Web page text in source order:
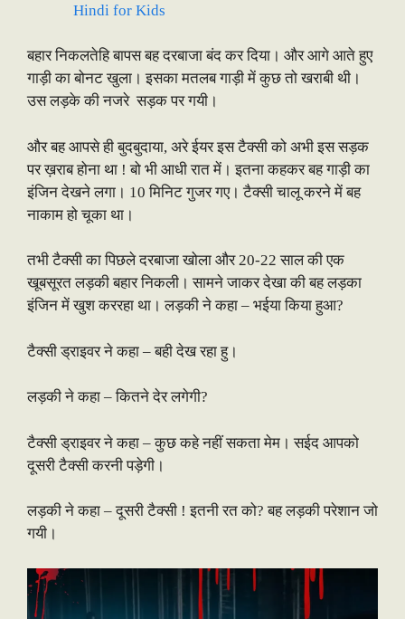
Hindi for Kids
बहार निकलतेहि बापस बह दरबाजा बंद कर दिया। और आगे आते हुए
गाड़ी का बोनट खुला। इसका मतलब गाड़ी में कुछ तो खराबी थी।
उस लड़के की नजरे सड़क पर गयी।
और बह आपसे ही बुदबुदाया, अरे ईयर इस टैक्सी को अभी इस सड़क
पर ख़राब होना था ! बो भी आधी रात में। इतना कहकर बह गाड़ी का
इंजिन देखने लगा। 10 मिनिट गुजर गए। टैक्सी चालू करने में बह
नाकाम हो चूका था।
तभी टैक्सी का पिछले दरबाजा खोला और 20-22 साल की एक
खूबसूरत लड़की बहार निकली। सामने जाकर देखा की बह लड़का
इंजिन में खुश कररहा था। लड़की ने कहा – भईया किया हुआ?
टैक्सी ड्राइवर ने कहा – बही देख रहा हु।
लड़की ने कहा – कितने देर लगेगी?
टैक्सी ड्राइवर ने कहा – कुछ कहे नहीं सकता मेम। सईद आपको
दूसरी टैक्सी करनी पड़ेगी।
लड़की ने कहा – दूसरी टैक्सी ! इतनी रत को? बह लड़की परेशान जो
गयी।